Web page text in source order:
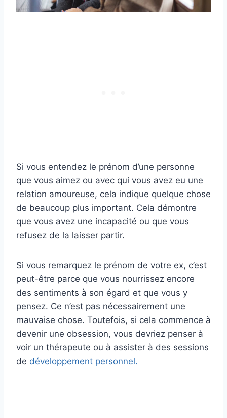
Si vous entendez le prénom d’une personne
que vous aimez ou avec qui vous avez eu une
relation amoureuse, cela indique quelque chose
de beaucoup plus important. Cela démontre
que vous avez une incapacité ou que vous
refusez de la laisser partir.
Si vous remarquez le prénom de votre ex, c’est
peut-être parce que vous nourrissez encore
des sentiments à son égard et que vous y
pensez. Ce n’est pas nécessairement une
mauvaise chose. Toutefois, si cela commence à
devenir une obsession, vous devriez penser à
voir un thérapeute ou à assister à des sessions
de développement personnel.